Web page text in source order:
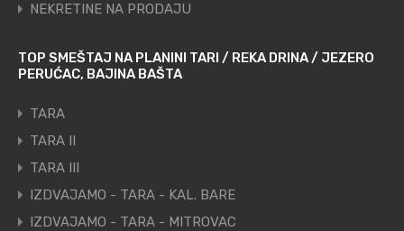
NEKRETINE NA PRODAJU
TOP SMEŠTAJ NA PLANINI TARI / REKA DRINA / JEZERO
PERUĆAC, BAJINA BAŠTA
TARA
TARA II
TARA III
IZDVAJAMO - TARA - KAL. BARE
IZDVAJAMO - TARA - MITROVAC